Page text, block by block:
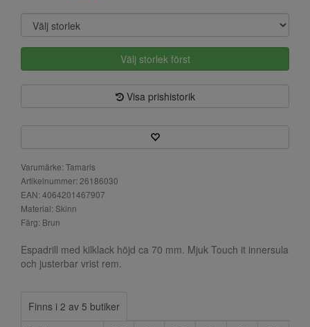
Välj storlek först
Visa prishistorik
Varumärke: Tamaris
Artikelnummer: 26186030
EAN: 4064201467907
Material: Skinn
Färg: Brun
Espadrill med kilklack höjd ca 70 mm. Mjuk Touch it innersula
och justerbar vrist rem.
Finns i 2 av 5 butiker